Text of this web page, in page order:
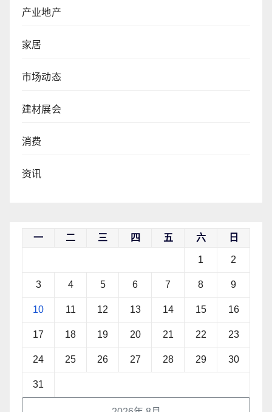
产业地产
家居
市场动态
建材展会
消费
资讯
一 二 三 四 五 六 日
1 2
3 4 5 6 7 8 9
10 11 12 13 14 15 16
17 18 19 20 21 22 23
24 25 26 27 28 29 30
31